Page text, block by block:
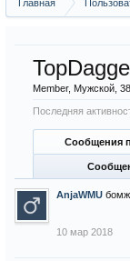
Главная
Member, Мужской, 38
Последняя
Сообщения
AnjaWMU
10 мар 2018